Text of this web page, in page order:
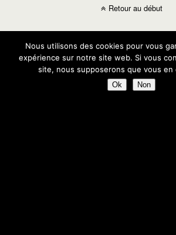
Retour au début
Nous utilisons des cookies pour vous
expérience sur notre site web. Si vous
site, nous supposerons que vous en
Ok Non